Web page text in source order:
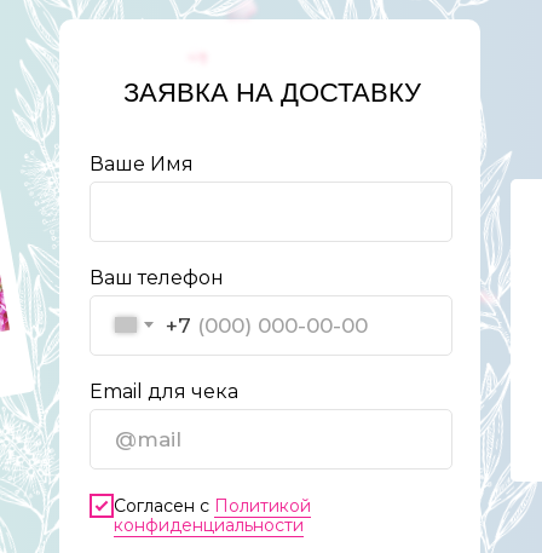
Ваше Имя
Ваш телефон
+7
Email для чека
Согласен с Политикой
конфиденциальности
ЗАЯВКА НА ДОСТАВКУ